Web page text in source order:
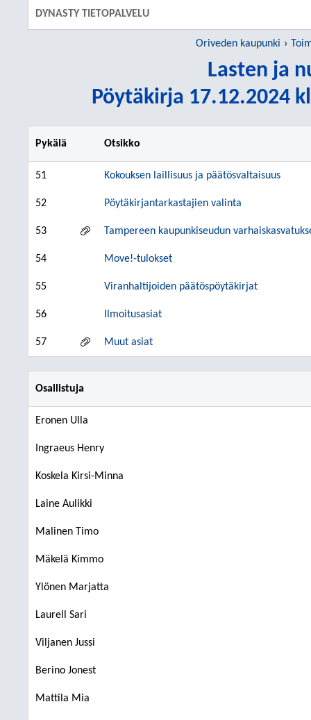
DYNASTY TIETOPALVELU
Oriveden kaupunki
Lasten ja
Pöytäkirja 17.12.2024
Pykälä Otsikko
51 Kokouksen laillisuus ja päätösvaltaisuus
52 Pöytäkirjantarkastajien valinta
53 Tampereen kaupunkiseudun
54 Move!-tulokset
55 Viranhaltijoiden päätöspöytäkirjat
56 Ilmoitusasiat
57 Muut asiat
Osallistuja
Eronen Ulla
Ingraeus Henry
Koskela Kirsi-Minna
Laine Aulikki
Malinen Timo
Mäkelä Kimmo
Ylönen Marjatta
Laurell Sari
Viljanen Jussi
Berino Jonest
Mattila Mia